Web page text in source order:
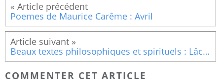
Poemes de Maurice Carême : Avril
Beaux textes philosophiques et spirituels : Lâcher la proie pour l'ombre ......
COMMENTER CET ARTICLE